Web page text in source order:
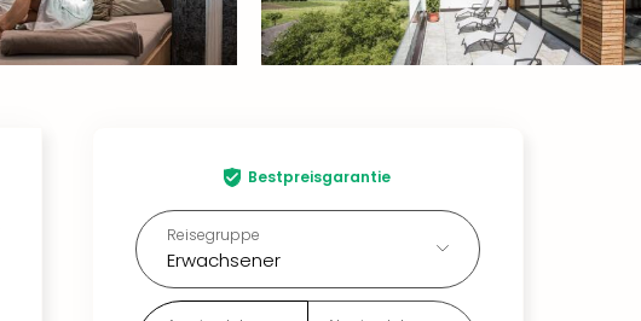
Bestpreisgarantie
Reisegruppe
Erwachsener